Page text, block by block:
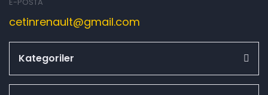
cetinrenault@gmail.com
Kategoriler